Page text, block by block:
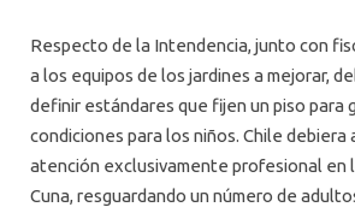
Respecto de la Intendencia, junto con
a los equipos de los jardines a mejorar,
definir estándares que fijen un piso para
condiciones para los niños. Chile debiera
atención exclusivamente profesional en
Cuna, resguardando un número de